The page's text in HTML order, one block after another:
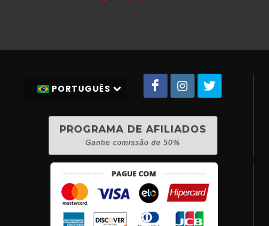
PORTUGUÊS
PROGRAMA DE AFILIADOS
Ganhe comissão de 50%